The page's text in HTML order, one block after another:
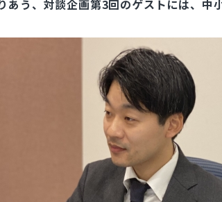
う、対談企画第3回のゲストには、中